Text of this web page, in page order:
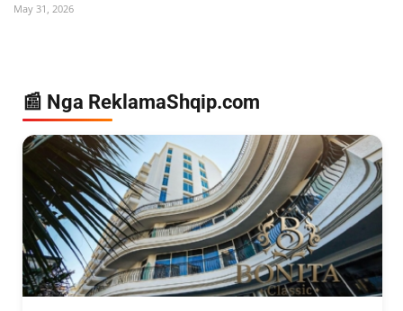
May 31, 2026
📰 Nga ReklamaShqip.com